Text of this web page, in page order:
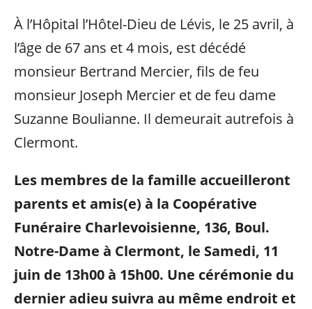
À l’Hôpital l’Hôtel-Dieu de Lévis, le 25 avril, à
l’âge de 67 ans et 4 mois, est décédé
monsieur Bertrand Mercier, fils de feu
monsieur Joseph Mercier et de feu dame
Suzanne Boulianne. Il demeurait autrefois à
Clermont.
Les membres de la famille accueilleront
parents et amis(e) à la Coopérative
Funéraire Charlevoisienne, 136, Boul.
Notre-Dame à Clermont, le Samedi, 11
juin de 13h00 à 15h00. Une cérémonie du
dernier adieu suivra au même endroit et